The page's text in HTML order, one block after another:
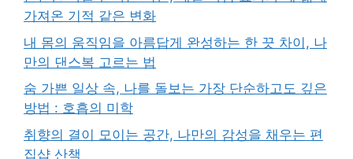
가져온 기적 같은 변화
내 몸의 움직임을 아름답게 완성하는 한 끗 차이, 나
만의 댄스복 고르는 법
숨 가쁜 일상 속, 나를 돌보는 가장 단순하고도 깊은
방법 : 호흡의 미학
취향의 결이 모이는 공간, 나만의 감성을 채우는 편
집샵 산책